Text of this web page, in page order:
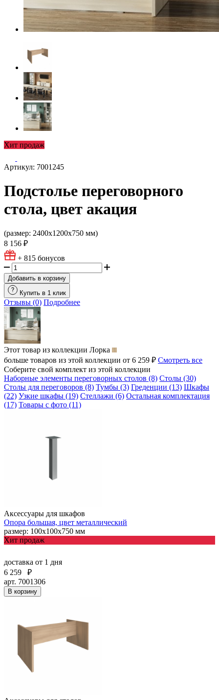
Хит продаж
Артикул: 7001245
Подстолье переговорного
стола, цвет акация
(размер: 2400х1200х750 мм)
8 156 ₽
+ 815 бонусов
Добавить в корзину
Купить в 1 клик
Отзывы (0) Подробнее
Этот товар из коллекции Лорка
больше товаров из этой коллекции от 6 259 ₽ Смотреть все
Соберите свой комплект из этой коллекции
Наборные элементы переговорных столов (8) Столы (30)
Столы для переговоров (8) Тумбы (3) Греденции (13) Шкафы
(22) Узкие шкафы (19) Стеллажи (6) Остальная комплектация
(17) Товары с фото (11)
Аксессуары для шкафов
Опора большая, цвет металлический
размер: 100х100х750 мм
Хит продаж
доставка от 1 дня
6 259
₽
арт. 7001306
В корзину